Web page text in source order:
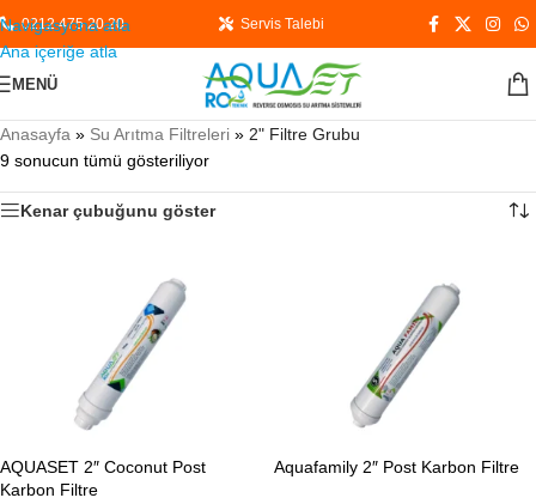
Navigasyona atla
Ana içeriğe atla
0212 475 20 20 Servis Talebi
MENÜ
Anasayfa » Su Arıtma Filtreleri » 2" Filtre Grubu
9 sonucun tümü gösteriliyor
Kenar çubuğunu göster
AQUASET 2″ Coconut Post
Karbon Filtre
Aquafamily 2″ Post Karbon Filtre